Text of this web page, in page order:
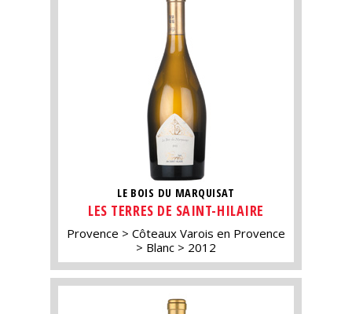
LE BOIS DU MARQUISAT
LES TERRES DE SAINT-HILAIRE
Provence
Côteaux Varois en Provence
Blanc
2012